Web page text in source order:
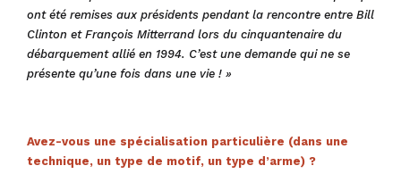
ont été remises aux présidents pendant la rencontre entre Bill
Clinton et François Mitterrand lors du cinquantenaire du
débarquement allié en 1994. C’est une demande qui ne se
présente qu’une fois dans une vie ! »
Avez-vous une spécialisation particulière (dans une
technique, un type de motif, un type d’arme) ?